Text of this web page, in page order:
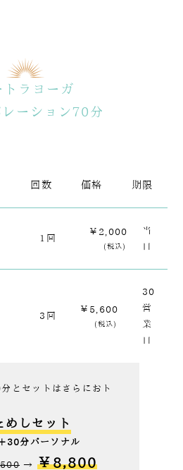
トラヨーガ
ーション70分
回数 価格 期限
1回
￥2,000
(税込)
当
日
3回
￥5,600
(税込)
30
営
業
日
と セットはさらにおト
めしセット
30分パーソナル
→ ￥8,800